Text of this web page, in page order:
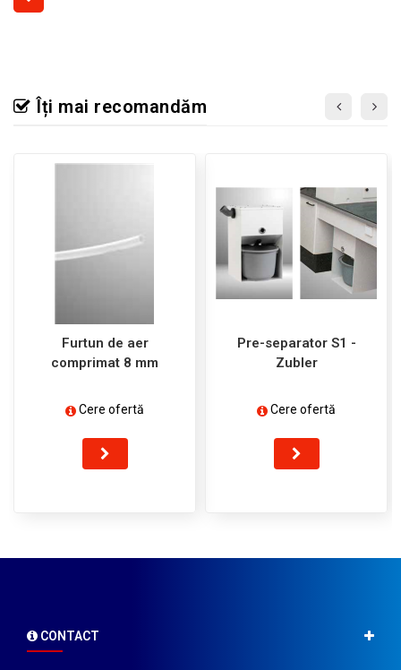
Îți mai recomandăm
Furtun de aer
comprimat 8 mm
Cere ofertă
Pre-separator S1 -
Zubler
Cere ofertă
CONTACT